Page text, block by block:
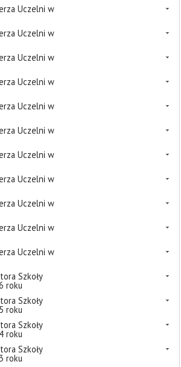
Uczelni w
Uczelni w
Uczelni w
Uczelni w
Uczelni w
Uczelni w
Uczelni w
Uczelni w
Uczelni w
Uczelni w
Uczelni w
Szkoły
roku
Szkoły
roku
Szkoły
roku
Szkoły
roku